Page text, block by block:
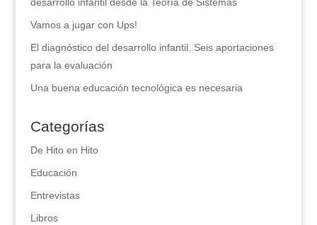
desarrollo infantil desde la Teoría de Sistemas
Vamos a jugar con Ups!
El diagnóstico del desarrollo infantil. Seis aportaciones
para la evaluación
Una buena educación tecnológica es necesaria
Categorías
De Hito en Hito
Educación
Entrevistas
Libros